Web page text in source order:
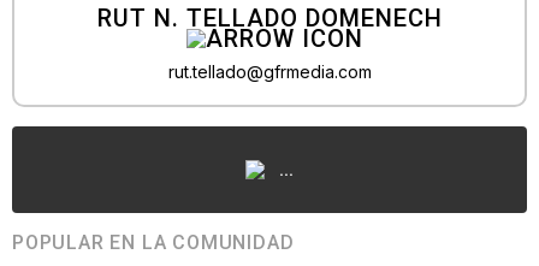
RUT N. TELLADO DOMENECH
rut.tellado@gfrmedia.com
...
POPULAR EN LA COMUNIDAD